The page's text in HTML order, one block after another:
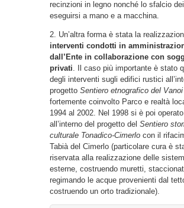
recinzioni in legno nonché lo sfalcio
eseguirsi a mano e a macchina.
2. Un’altra forma è stata la
interventi condotti in
dall’Ente in collaborazione con
privati. Il caso più importante è stato
degli interventi sugli edifici rustici
progetto Sentiero etnografico del Vanoi
fortemente coinvolto Parco e realtà
1994 al 2002. Nel 1998 si è poi operato
all’interno del progetto del Sentiero
culturale Tonadico-Cimerlo con il
Tabià del Cimerlo (particolare cura è
riservata alla realizzazione delle
esterne, costruendo muretti,
regimando le acque provenienti dal
costruendo un orto tradizionale).